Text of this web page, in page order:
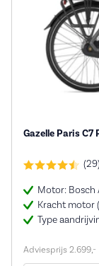
Gazelle Paris
(29)
Motor: Bosch
Kracht motor
Type
Adviesprijs 2.699,-